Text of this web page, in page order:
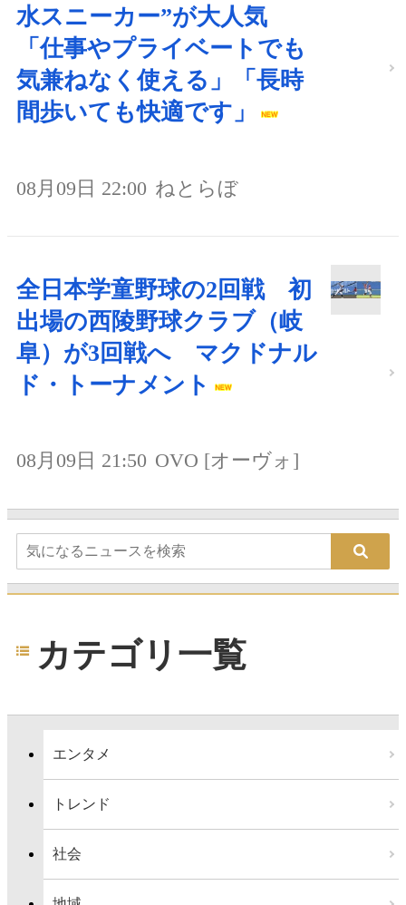
水スニーカー”が大人気
「仕事やプライベートでも
気兼ねなく使える」「長時
間歩いても快適です」
08月09日 22:00 ねとらぼ
全日本学童野球の2回戦 初
出場の西陵野球クラブ（岐
阜）が3回戦へ マクドナル
ド・トーナメント
08月09日 21:50 OVO [オーヴォ]
カテゴリ一覧
エンタメ
トレンド
社会